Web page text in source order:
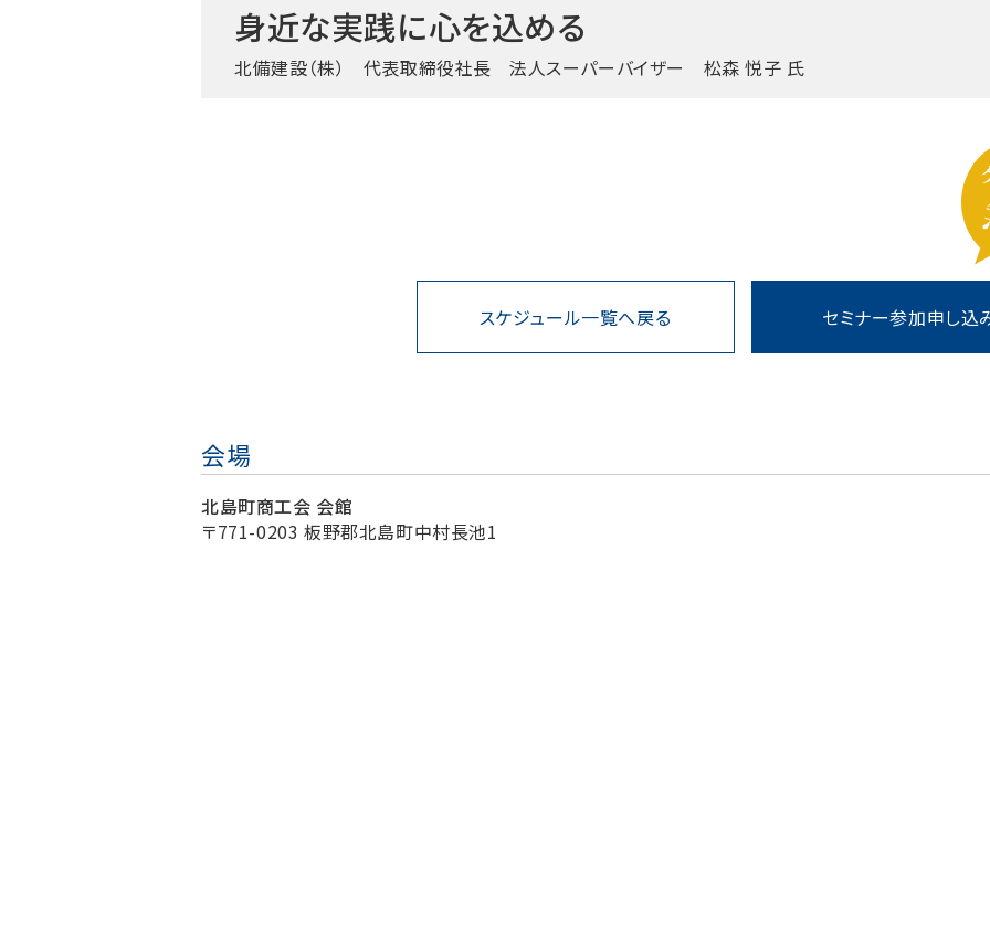
身近な実践に心を込める
北備建設（株） 代表取締役社長 法人スーパーバイザー 松森 悦子 氏
スケジュール一覧へ戻る セミナー参加申し込
会場
北島町商工会 会館
〒771-0203 板野郡北島町中村長池1